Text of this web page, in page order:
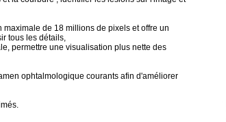
de 18 millions de pixels et offre un
tous les détails,
permettre une visualisation plus nette des
ophtalmologique courants afin d'améliorer